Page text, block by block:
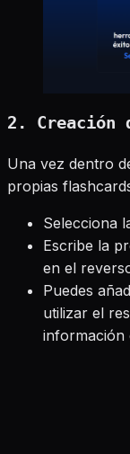
2. Creación
Una vez dentro
propias
Selecciona
Escribe la
en el
Puedes
utilizar el
información